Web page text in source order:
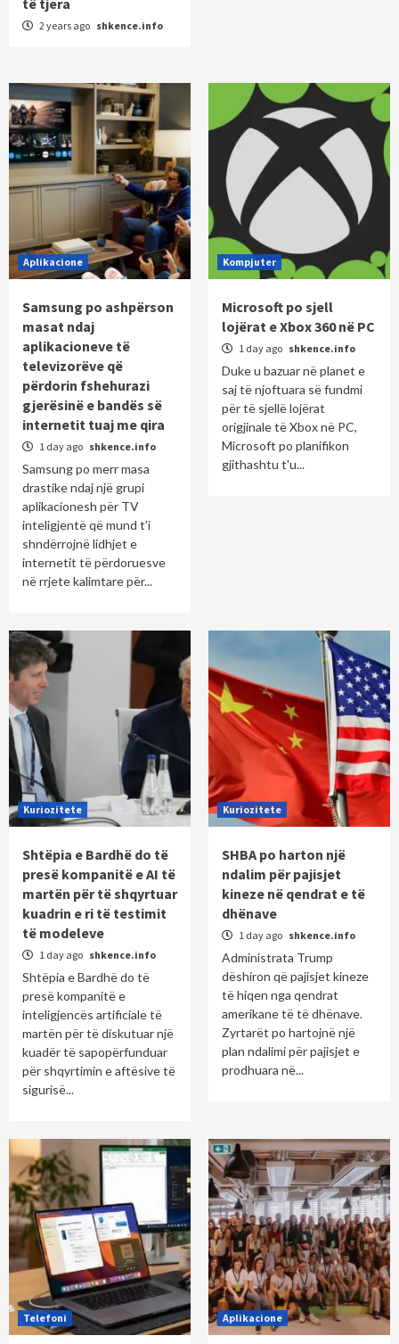
të tjera
2 years ago shkence.info
Aplikacione
Samsung po ashpërson
masat ndaj
aplikacioneve të
televizorëve që
përdorin fshehurazi
gjerësinë e bandës së
internetit tuaj me qira
1 day ago shkence.info
Samsung po merr masa
drastike ndaj një grupi
aplikacionesh për TV
inteligjentë që mund t’i
shndërrojnë lidhjet e
internetit të përdoruesve
në rrjete kalimtare për...
Kompjuter
Microsoft po sjell
lojërat e Xbox 360 në PC
1 day ago shkence.info
Duke u bazuar në planet e
saj të njoftuara së fundmi
për të sjellë lojërat
origjinale të Xbox në PC,
Microsoft po planifikon
gjithashtu t'u...
Kuriozitete
Shtëpia e Bardhë do të
presë kompanitë e AI të
martën për të shqyrtuar
kuadrin e ri të testimit
të modeleve
1 day ago shkence.info
Shtëpia e Bardhë do të
presë kompanitë e
inteligjencës artificiale të
martën për të diskutuar një
kuadër të sapopërfunduar
për shqyrtimin e aftësive të
sigurisë...
Kuriozitete
SHBA po harton një
ndalim për pajisjet
kineze në qendrat e të
dhënave
1 day ago shkence.info
Administrata Trump
dëshiron që pajisjet kineze
të hiqen nga qendrat
amerikane të të dhënave.
Zyrtarët po hartojnë një
plan ndalimi për pajisjet e
prodhuara në...
Telefoni Aplikacione